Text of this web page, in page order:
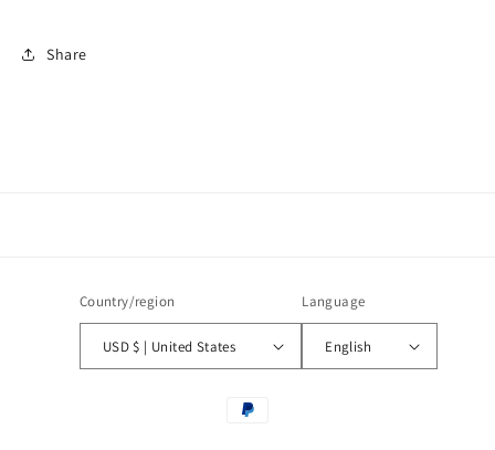
Share
Country/region
USD $ | United States
Language
English
Payment